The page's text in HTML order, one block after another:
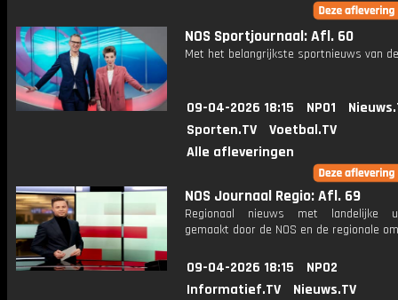
NOS Sportjournaal: Afl. 60
Met het belangrijkste sportnieuws van
09-04-2026 18:15 NPO1
Sporten.TV
Voetbal.TV
Alle afleveringen
NOS Journaal Regio: Afl. 69
Regionaal nieuws met landelijke
gemaakt door de NOS en de regionale
09-04-2026 18:15
NPO2
Informatief.TV
Nieuws.TV